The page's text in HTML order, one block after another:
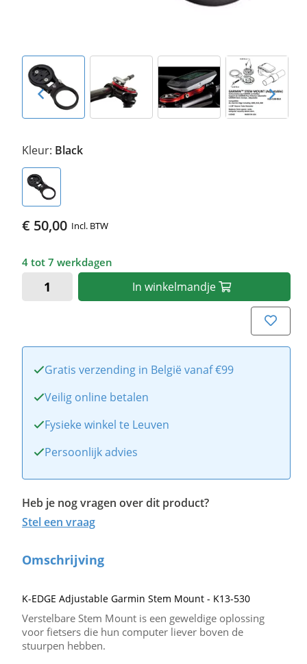
Kleur: Black
€ 50,00 Incl. BTW
4 tot 7 werkdagen
In winkelmandje
Gratis verzending in België vanaf €99
Veilig online betalen
Fysieke winkel te Leuven
Persoonlijk advies
Heb je nog vragen over dit product?
Stel een vraag
Omschrijving
K-EDGE Adjustable Garmin Stem Mount - K13-530
Verstelbare Stem Mount is een geweldige oplossing
voor fietsers die hun computer liever boven de
stuurpen hebben.